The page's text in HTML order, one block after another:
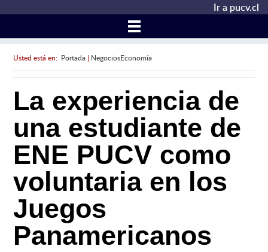
Ir a pucv.cl
Usted está en: Portada| NegociosEconomía
La experiencia de
una estudiante de
ENE PUCV como
voluntaria en los
Juegos
Panamericanos